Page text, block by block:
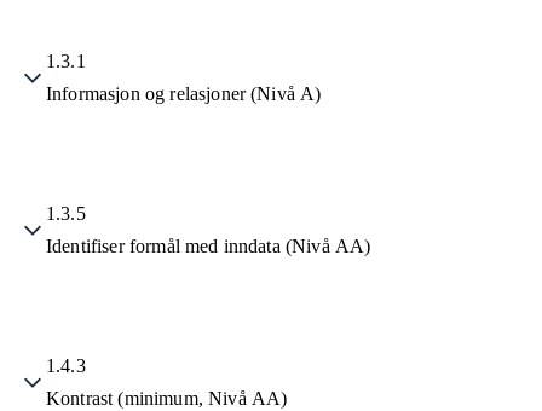
1.3.1
Informasjon og relasjoner (Nivå A)
1.3.5
Identifiser formål med inndata (Nivå AA)
1.4.3
Kontrast (minimum, Nivå AA)